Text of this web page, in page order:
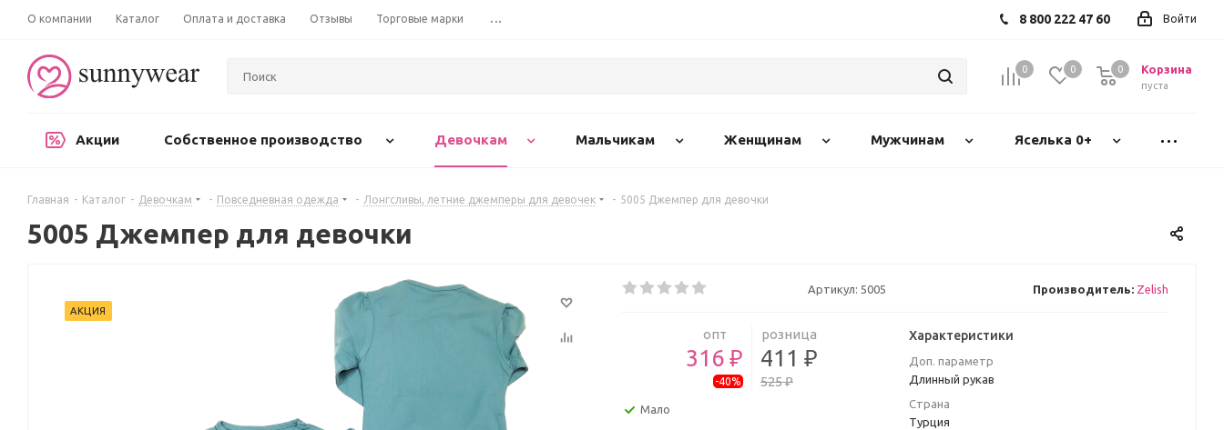
О компании Каталог Оплата и доставка Отзывы Торговые марки ... Войти
8 800 222 47 60
0 0 Корзина
пуста
0
Акции Собственное производство Девочкам Мальчикам Женщинам Мужчинам Яселька 0+
Главная - Каталог - Девочкам - Повседневная одежда - Лонгсливы, летние джемперы для девочек - 5005 Джемпер для девочки
5005 Джемпер для девочки
АКЦИЯ
Артикул: 5005 Производитель: Zelish
опт
316 ₽
-40%
розница
411 ₽
525 ₽
Мало
Характеристики
Доп. параметр
Длинный рукав
Страна
Турция